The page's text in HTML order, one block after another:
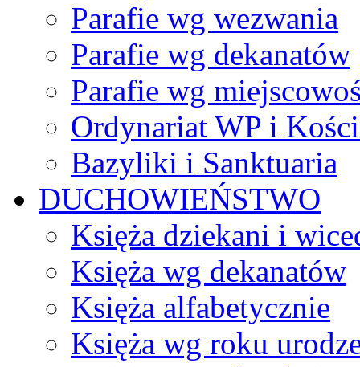
Parafie wg wezwania
Parafie wg dekanatów
Parafie wg
Ordynariat WP i
Bazyliki i Sanktuaria
DUCHOWIEŃSTWO
Księża dziekani i
Księża wg dekanatów
Księża alfabetycznie
Księża wg roku